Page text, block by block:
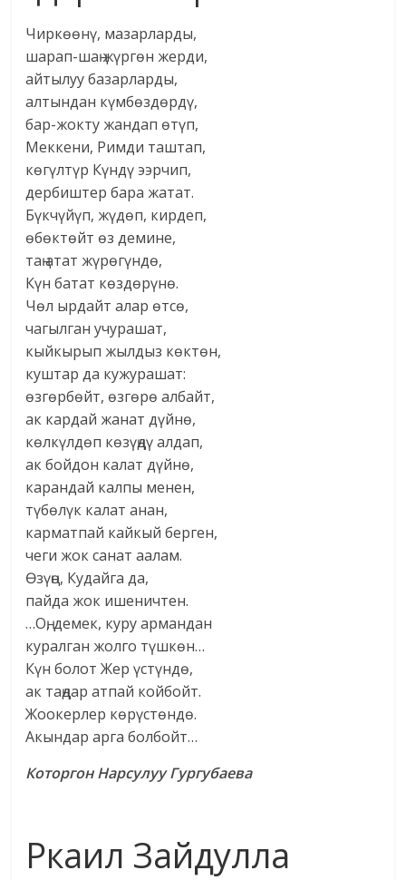
Чиркөөнү, мазарларды,
шарап-шаң жүргөн жерди,
айтылуу базарларды,
алтындан күмбөздөрдү,
бар-жокту жандап өтүп,
Меккени, Римди таштап,
көгүлтүр Күндү ээрчип,
дербиштер бара жатат.
Бүкчүйүп, жүдөп, кирдеп,
өбөктөйт өз демине,
таң атат жүрөгүндө,
Күн батат көздөрүнө.
Чөл ырдайт алар өтсө,
чагылган учурашат,
кыйкырып жылдыз көктөн,
куштар да кужурашат:
өзгөрбөйт, өзгөрө албайт,
ак кардай жанат дүйнө,
көлкүлдөп көзүңдү алдап,
ак бойдон калат дүйнө,
карандай калпы менен,
түбөлүк калат анан,
карматпай кайкый берген,
чеги жок санат аалам.
Өзүңө, Кудайга да,
пайда жок ишеничтен.
…Оң, демек, куру армандан
куралган жолго түшкөн…
Күн болот Жер үстүндө,
ак таңдар атпай койбойт.
Жоокерлер көрүстөндө.
Акындар арга болбойт…
Которгон Нарсулуу Гургубаева
Ркаил Зайдулла